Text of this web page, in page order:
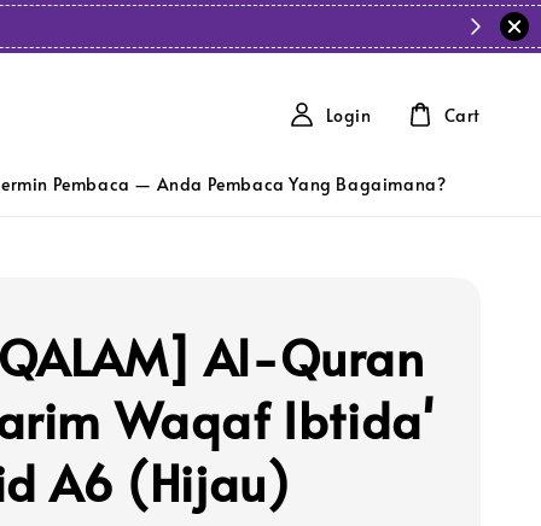
Pembaca — Anda Pembaca Yang Bagaimana?
Login Cart
Al-Quran
Waqaf Ibtida'
A6 (Hijau)